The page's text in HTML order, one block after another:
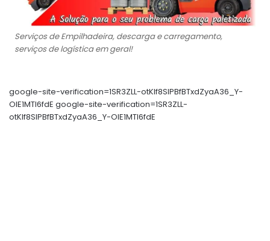
Serviços de Empilhadeira, descarga e carregamento,
serviços de logística em geral!
google-site-verification=1SR3ZLL-otKIf8SlPBfBTxdZyaA36_Y-
OIE1MTl6fdE google-site-verification=1SR3ZLL-
otKIf8SlPBfBTxdZyaA36_Y-OIE1MTl6fdE